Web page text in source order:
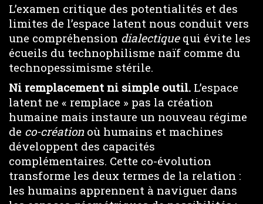
L’examen critique des potentialités et des
limites de l’espace latent nous conduit vers
une compréhension dialectiquequi évite les
écueils du technophilisme naïf comme du
technopessimisme stérile.
Ni remplacement ni simple outil. L’espace
latent ne « remplace » pas la création
humaine mais instaure un nouveau régime
de co-créationoù humains et machines
développent des capacités
complémentaires. Cette co-évolution
transforme les deux termes de la relation :
les humains apprennent à naviguer dans